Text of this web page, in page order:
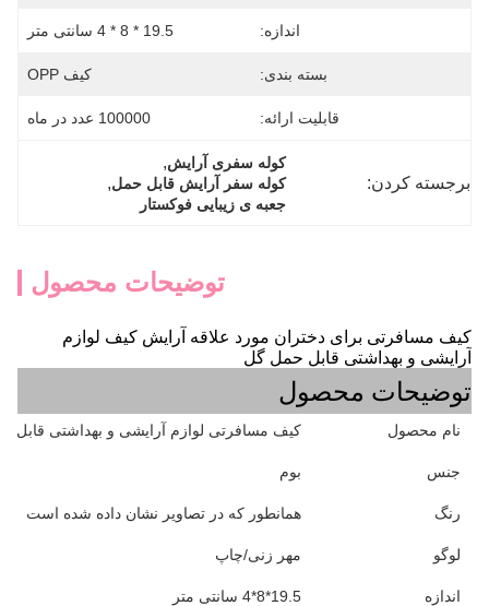
اندازه: 19.5 * 8 * 4 سانتی متر
بسته بندی: کیف OPP
قابلیت ارائه: 100000 عدد در ماه
برجسته کردن:
کوله سفری آرایش,
کوله سفر آرایش قابل حمل,
جعبه ی زیبایی فوکستار
توضیحات محصول
کیف مسافرتی برای دختران مورد علاقه آرایش کیف لوازم
آرایشی و بهداشتی قابل حمل گل
توضیحات محصول
نام محصول کیف مسافرتی لوازم آرایشی و بهداشتی قابل
جنس بوم
رنگ همانطور که در تصاویر نشان داده شده است
لوگو مهر زنی/چاپ
اندازه 19.5*8*4 سانتی متر